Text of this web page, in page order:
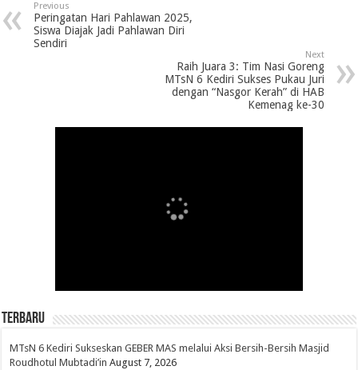
Previous
Peringatan Hari Pahlawan 2025,
Siswa Diajak Jadi Pahlawan Diri
Sendiri
Next
Raih Juara 3: Tim Nasi Goreng
MTsN 6 Kediri Sukses Pukau Juri
dengan “Nasgor Kerah” di HAB
Kemenag ke-30
Terbaru
MTsN 6 Kediri Sukseskan GEBER MAS melalui Aksi Bersih-Bersih Masjid
Roudhotul Mubtadi’in August 7, 2026